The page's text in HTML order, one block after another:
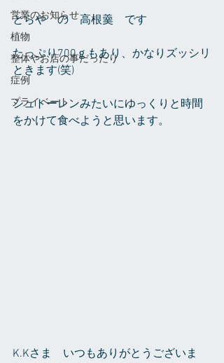
営業のお知らせ
植物
整体やお店の事だったり
症例
プライベート
とらや　の　高根羹　です
たっぷり700ｇもあり、かなりズッシリ
ときます(笑)
シュトーレンみたいにゆっくりと時間
をかけて食べようと思います。
K.Kさま　いつもありがとうございま